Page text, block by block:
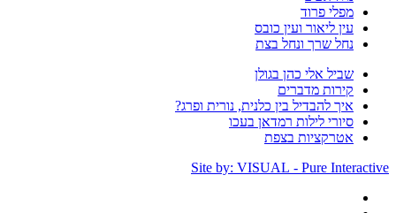
מפלי פרוד
עין ליאור ועין כובס
נחל שרך ונחל בצת
שביל אלי כהן בגולן
קירות מדברים
איך להבדיל בין כלנית, נורית ופרג?
סיורי לילות רמדאן בעכו
אטרקציות בצפת
Site by: VISUAL - Pure Interactive